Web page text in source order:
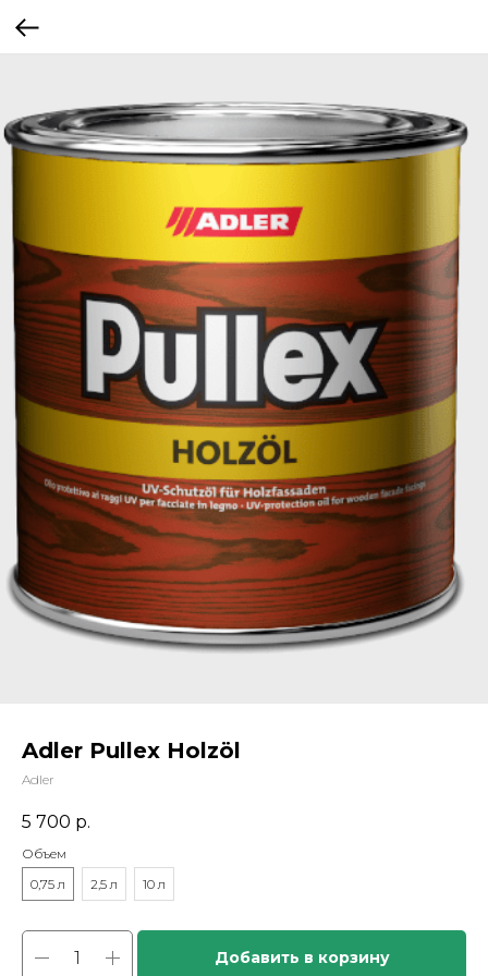
Adler Pullex Holzöl
Adler
5 700 р.
Объем
0,75 л
2,5 л 10 л
Добавить в корзину